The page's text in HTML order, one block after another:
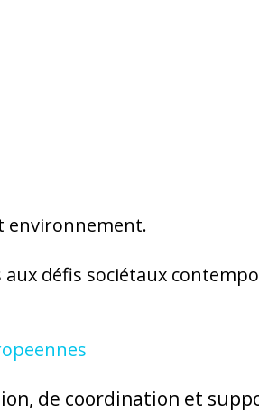
environnement.
aux défis sociétaux
de coordination et